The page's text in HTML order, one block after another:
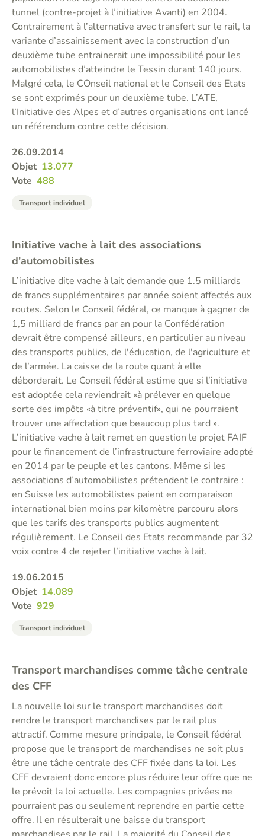
tunnel (contre-projet à l’initiative Avanti) en 2004.
Contrairement à l’alternative avec transfert sur le rail, la
variante d’assainissement avec la construction d’un
deuxième tube entrainerait une impossibilité pour les
automobilistes d’atteindre le Tessin durant 140 jours.
Malgré cela, le COnseil national et le Conseil des Etats
se sont exprimés pour un deuxième tube. L’ATE,
l’Initiative des Alpes et d’autres organisations ont lancé
un référendum contre cette décision.
26.09.2014
Objet 13.077
Vote 488
Transport individuel
Initiative vache à lait des associations
d'automobilistes
L’initiative dite vache à lait demande que 1.5 milliards
de francs supplémentaires par année soient affectés aux
routes. Selon le Conseil fédéral, ce manque à gagner de
1,5 milliard de francs par an pour la Confédération
devrait être compensé ailleurs, en particulier au niveau
des transports publics, de l'éducation, de l'agriculture et
de l’armée. La caisse de la route quant à elle
déborderait. Le Conseil fédéral estime que si l’initiative
est adoptée cela reviendrait «à prélever en quelque
sorte des impôts «à titre préventif», qui ne pourraient
trouver une affectation que beaucoup plus tard ».
L’initiative vache à lait remet en question le projet FAIF
pour le financement de l’infrastructure ferroviaire adopté
en 2014 par le peuple et les cantons. Même si les
associations d’automobilistes prétendent le contraire :
en Suisse les automobilistes paient en comparaison
international bien moins par kilomètre parcouru alors
que les tarifs des transports publics augmentent
régulièrement. Le Conseil des Etats recommande par 32
voix contre 4 de rejeter l’initiative vache à lait.
19.06.2015
Objet 14.089
Vote 929
Transport individuel
Transport marchandises comme tâche centrale
des CFF
La nouvelle loi sur le transport marchandises doit
rendre le transport marchandises par le rail plus
attractif. Comme mesure principale, le Conseil fédéral
propose que le transport de marchandises ne soit plus
être une tâche centrale des CFF fixée dans la loi. Les
CFF devraient donc encore plus réduire leur offre que ne
le prévoit la loi actuelle. Les compagnies privées ne
pourraient pas ou seulement reprendre en partie cette
offre. Il en résulterait une baisse du transport